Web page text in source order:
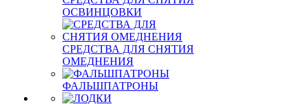
ОСВИНЦОВКИ
СРЕДСТВА ДЛЯ СНЯТИЯ
ОМЕДНЕНИЯ
ФАЛЬШПАТРОНЫ